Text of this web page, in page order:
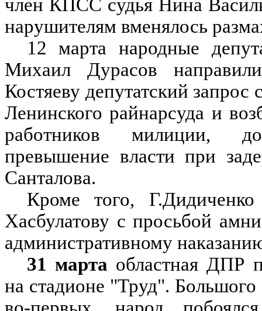
член КПСС судья Нина
нарушителям вменялось
12 марта народные
Михаил Дурасов
Костяеву депутатский
Ленинского райнарсуда и
работников милиции,
превышение власти при
Санталова.
Кроме того,
Хасбулатову с просьбой
административному
31 марта областная ДПР
на стадионе "Труд".